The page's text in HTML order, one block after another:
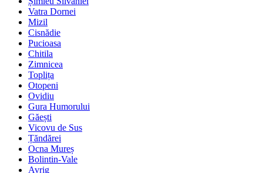
Vatra Dornei
Mizil
Cisnădie
Pucioasa
Chitila
Zimnicea
Toplița
Otopeni
Ovidiu
Gura Humorului
Găești
Vicovu de Sus
Țăndărei
Ocna Mureș
Bolintin-Vale
Avrig